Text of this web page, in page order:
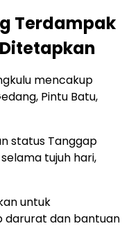
Terdampak
mencakup
Pintu Batu,
status Tanggap
tujuh hari,
untuk
dan bantuan